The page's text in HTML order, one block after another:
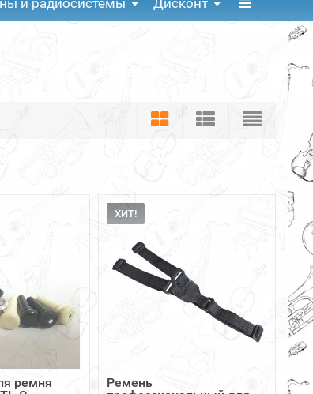
и радиосистемы Дисконт
ремня
ХИТ!
Ремень